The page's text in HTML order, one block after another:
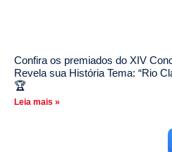
Confira os premiados do XIV
Revela sua História Tema: “Rio
🏆
Leia mais »